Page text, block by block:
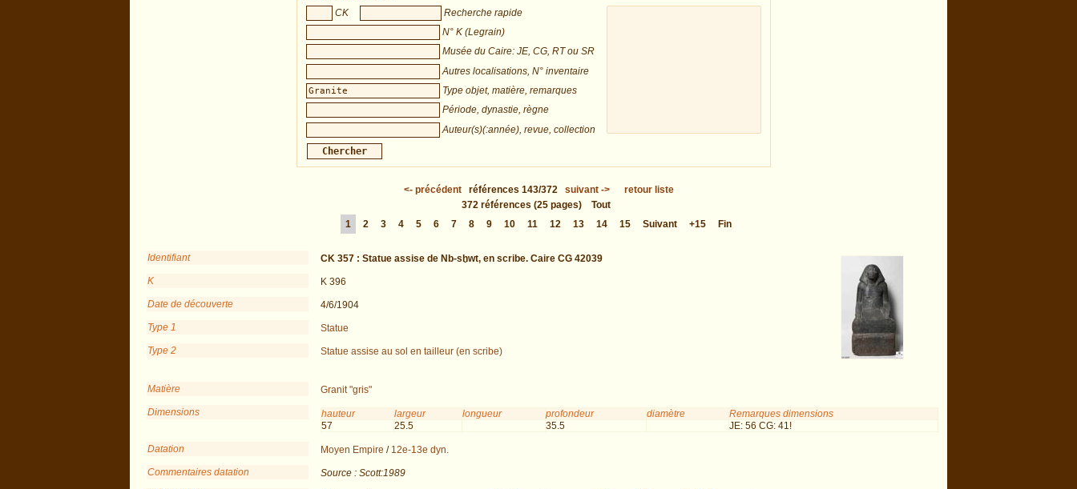
CK
Recherche rapide
N° K (Legrain)
Musée du Caire: JE, CG, RT ou SR
Autres localisations, N° inventaire
Type objet, matière, remarques
Période, dynastie, règne
Auteur(s)(:année), revue, collection
<- précédent références 143/372 suivant->
retour liste
372 références (25 pages)
Tout
1
2 3 4 5 6 7 8 9 10 11 12 13 14 15 Suivant +15 Fin
Identifiant CK 357 : Statue assise de Nb-sḫwt, en scribe. Caire CG 42039
K
K 396
Date de découverte
4/6/1904
Type 1
Statue
Type 2
Statue assise au sol en tailleur (en scribe)
Matière
Granit "gris"
Dimensions
hauteur largeur longueur profondeur diamètre
Remarques dimensions
57
25.5 35.5 JE: 56 CG: 41!
Datation Moyen Empire / 12e-13e dyn.
Commentaires datation
Source : Scott:1989